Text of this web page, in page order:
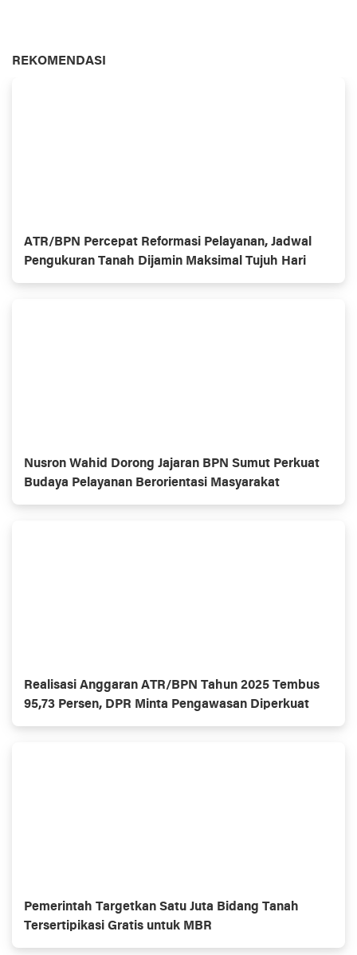
REKOMENDASI
ATR/BPN Percepat Reformasi Pelayanan, Jadwal
Pengukuran Tanah Dijamin Maksimal Tujuh Hari
Nusron Wahid Dorong Jajaran BPN Sumut Perkuat
Budaya Pelayanan Berorientasi Masyarakat
Realisasi Anggaran ATR/BPN Tahun 2025 Tembus
95,73 Persen, DPR Minta Pengawasan Diperkuat
Pemerintah Targetkan Satu Juta Bidang Tanah
Tersertipikasi Gratis untuk MBR